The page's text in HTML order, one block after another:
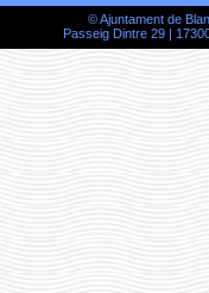
© Ajuntament de
Passeig Dintre 29 |